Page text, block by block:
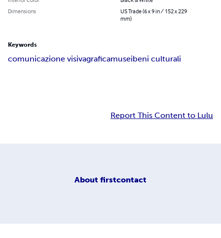
Dimensions
US Trade (6 x 9 in / 152 x 229
mm)
Keywords
comunicazione visivagraficamuseibeni culturali
Report This Content to Lulu
About firstcontact